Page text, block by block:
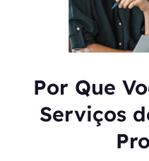
Por Que
Serviços